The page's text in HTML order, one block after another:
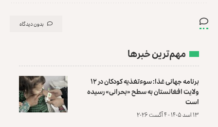
بدون دیدگاه
مهم‌ترین خبرها
برنامه جهانی غذا: سوءتغذیه کودکان در ۱۲
ولایت افغانستان به سطح «بحرانی» رسیده
است
۱۳ اسد ۱۴۰۵ - ۴ آگست ۲۰۲۶